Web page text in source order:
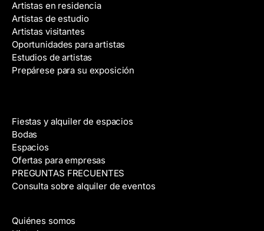
Artistas en residencia
Artistas de estudio
Artistas visitantes
Oportunidades para artistas
Estudios de artistas
Prepárese para su exposición
Fiestas y alquiler de espacios
Bodas
Espacios
Ofertas para empresas
PREGUNTAS FRECUENTES
Consulta sobre alquiler de eventos
Quiénes somos